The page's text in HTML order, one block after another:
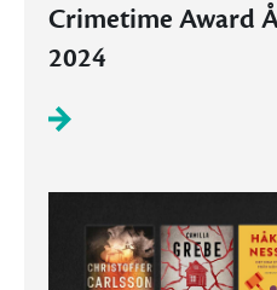
Crimetime Award
2024